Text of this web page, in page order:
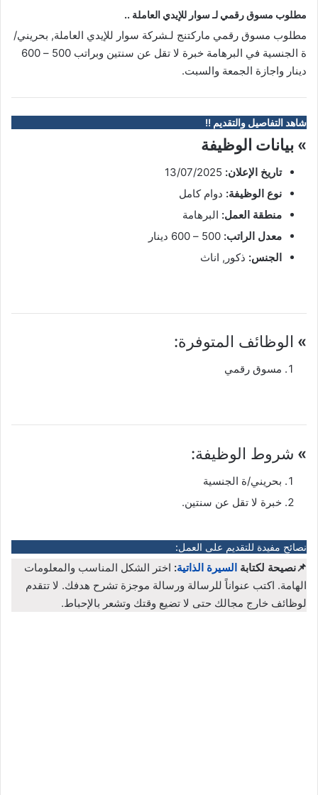
مطلوب مسوق رقمي لـ سوار للإيدي العاملة ..
مطلوب مسوق رقمي ماركتنج لـشركة سوار للإيدي العاملة, بحريني/
ة الجنسية في البرهامة خبرة لا تقل عن سنتين وبراتب 500 – 600
دينار واجازة الجمعة والسبت.
شاهد التفاصيل والتقديم !!
» بيانات الوظيفة
تاريخ الإعلان:
نوع الوظيفة: دوام كامل
منطقة العمل: البرهامة
معدل الراتب:
الجنس: ذكور, اناث
» الوظائف المتوفرة:
مسوق رقمي
» شروط الوظيفة:
بحريني/ة الجنسية
خبرة لا تقل عن سنتين.
نصائح مفيدة للتقديم على العمل:
📌نصيحة لكتابة السيرة الذاتية: اختر الشكل المناسب والمعلومات
الهامة. اكتب عنواناً للرسالة ورسالة موجزة تشرح هدفك. لا تتقدم
لوظائف خارج مجالك حتى لا تضيع وقتك وتشعر بالإحباط.